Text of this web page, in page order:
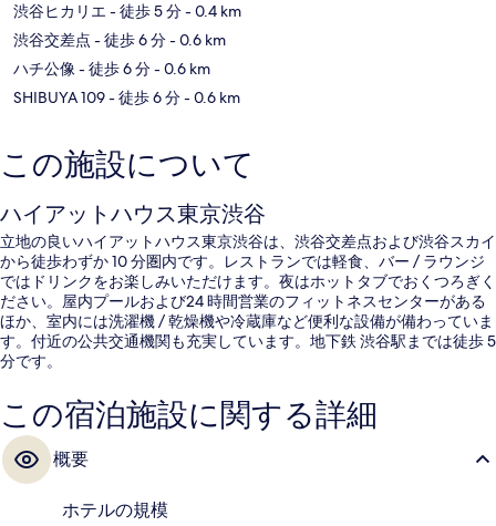
渋谷ヒカリエ - 徒歩 5 分- 0.4 km
渋谷交差点 - 徒歩 6 分- 0.6 km
ハチ公像- 徒歩 6 分- 0.6 km
SHIBUYA 109- 徒歩 6 分- 0.6 km
この施設について
ハイアットハウス東京渋谷
立地の良いハイアットハウス東京渋谷は、渋谷交差点および渋谷スカイ
から徒歩わずか 10 分圏内です。レストランでは軽食、バー / ラウンジ
ではドリンクをお楽しみいただけます。夜はホットタブでおくつろぎく
ださい。屋内プールおよび24 時間営業のフィットネスセンターがある
ほか、室内には洗濯機 / 乾燥機や冷蔵庫など便利な設備が備わっていま
す。付近の公共交通機関も充実しています。地下鉄 渋谷駅までは徒歩 5
分です。
この宿泊施設に関する詳細
概要
ホテルの規模